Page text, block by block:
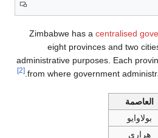
Zimbabwe has a centralised
eight provinces and two
administrative purposes. Each
from where government
[2]
العاصمة
بولاوايو
هرارى